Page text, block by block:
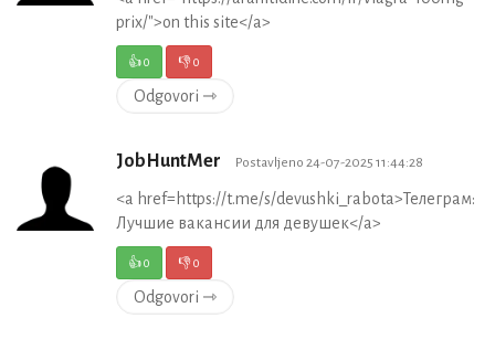
prix/">on this site</a>
👍0 👎0
Odgovori ⇾
JobHuntMer Postavljeno 24-07-2025 11:44:28
<a href=https://t.me/s/devushki_rabota>Телеграм:
Лучшие вакансии для девушек</a>
👍0 👎0
Odgovori ⇾